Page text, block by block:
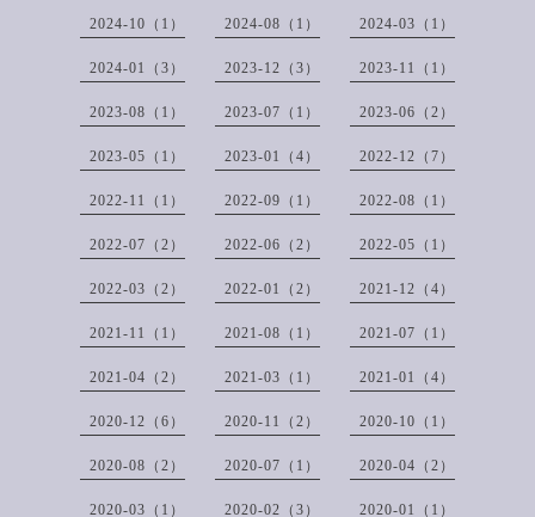
2024-10（1） 2024-08（1） 2024-03（1）
2024-01（3） 2023-12（3） 2023-11（1）
2023-08（1） 2023-07（1） 2023-06（2）
2023-05（1） 2023-01（4） 2022-12（7）
2022-11（1） 2022-09（1） 2022-08（1）
2022-07（2） 2022-06（2） 2022-05（1）
2022-03（2） 2022-01（2） 2021-12（4）
2021-11（1） 2021-08（1） 2021-07（1）
2021-04（2） 2021-03（1） 2021-01（4）
2020-12（6） 2020-11（2） 2020-10（1）
2020-08（2） 2020-07（1） 2020-04（2）
2020-03（1） 2020-02（3） 2020-01（1）